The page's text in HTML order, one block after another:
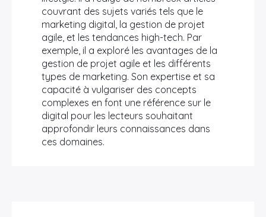
couvrant des sujets variés tels que le
marketing digital, la gestion de projet
agile, et les tendances high-tech. Par
exemple, il a exploré les avantages de la
gestion de projet agile et les différents
types de marketing. Son expertise et sa
capacité à vulgariser des concepts
complexes en font une référence sur le
digital pour les lecteurs souhaitant
approfondir leurs connaissances dans
ces domaines.